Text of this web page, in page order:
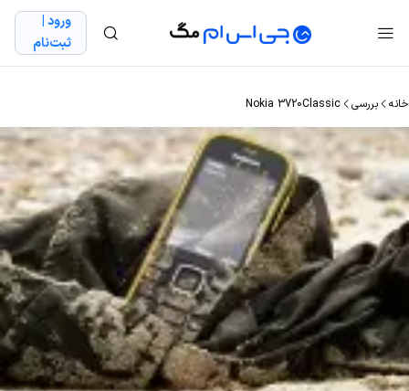
ورود |
ثبت‌نام
خانه بررسی Nokia 3720Classic